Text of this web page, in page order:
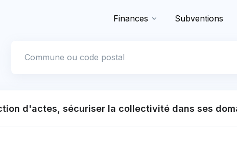
Finances Subventions
d'actes, sécuriser la collectivité dans ses